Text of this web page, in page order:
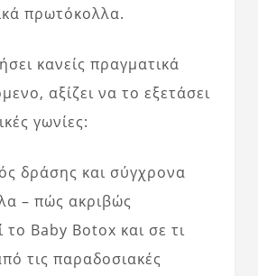
πρωτόκολλα.
κανείς πραγματικά
αξίζει να το εξετάσει
γωνίες:
δράσης και σύγχρονα
– πώς ακριβώς
το Baby Botox και σε τι
τις παραδοσιακές